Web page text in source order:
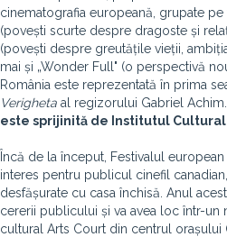
cinematografia europeană, grupate pe
(povești scurte despre dragoste și
(povești despre greutățile vieții,
mai și „Wonder Full" (o perspectivă
România este reprezentată în prima
Verigheta al regizorului Gabriel Achim.
este sprijinită de Institutul Cultural
Încă de la început, Festivalul
interes pentru publicul cinefil
desfășurate cu casa închisă. Anul
cererii publicului și va avea loc într-un
cultural Arts Court din centrul orașului